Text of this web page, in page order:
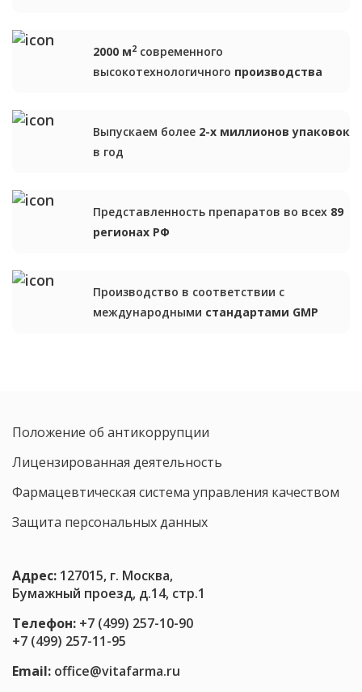
2000 м2 современного
высокотехнологичного производства
Выпускаем более 2-х миллионов упаковок
в год
Представленность препаратов во всех 89
регионах РФ
Производство в соответствии с
международными стандартами GMP
Положение об антикоррупции
Лицензированная деятельность
Фармацевтическая система управления качеством
Защита персональных данных
Адрес: 127015, г. Москва,
Бумажный проезд, д.14, стр.1
Телефон: +7 (499) 257-10-90
+7 (499) 257-11-95
Email: office@vitafarma.ru